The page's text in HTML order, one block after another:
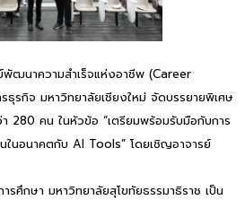
ฒนาความสำเร็จแห่งอาชีพ (Career
รกิจ มหาวิทยาลัยเชียงใหม่ จัดบรรยายพิเศษ
280 คน ในหัวข้อ “เตรียมพร้อมรับมือกับการ
นอนาคตกับ AI Tools” โดยเชิญอาจารย์
ารศึกษา มหาวิทยาลัยสุโขทัยธรรมาธิราช เป็น